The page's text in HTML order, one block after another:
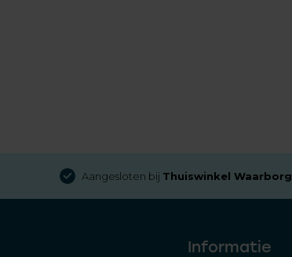
Aangesloten bij Thuiswinkel Waarborg
Informatie